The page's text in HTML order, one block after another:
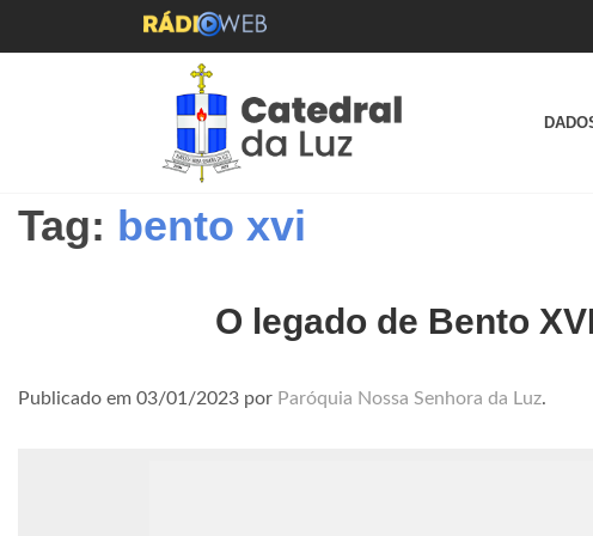
Tag: bento xvi
O legado de Bento
Publicado em 03/01/2023 por Paróquia Nossa Senhora da Luz.